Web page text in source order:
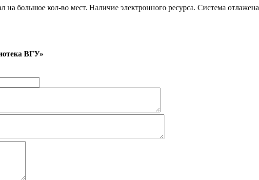
большое кол-во мест. Наличие электронного ресурса. Система
ВГУ»